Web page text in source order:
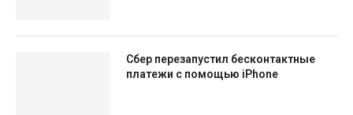
Сбер перезапустил бесконтактные
платежи с помощью iPhone